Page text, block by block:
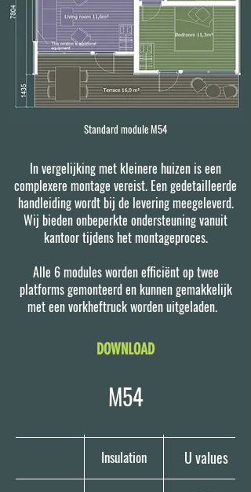
Standard module M54
In vergelijking met kleinere huizen is een
complexere montage vereist. Een gedetailleerde
handleiding wordt bij de levering meegeleverd.
Wij bieden onbeperkte ondersteuning vanuit
kantoor tijdens het montageproces.
Alle 6 modules worden efficiënt op twee
platforms gemonteerd en kunnen gemakkelijk
met een vorkheftruck worden uitgeladen.
DOWNLOAD
M54
Insulation U values